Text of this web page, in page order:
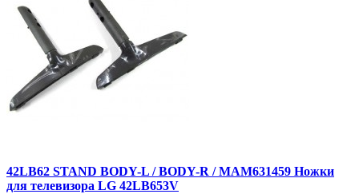
42LB62 STAND BODY-L / BODY-R / MAM631459 Ножки
для телевизора LG 42LB653V